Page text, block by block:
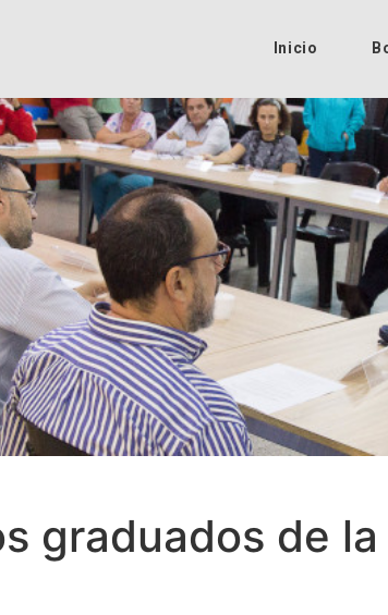
Inicio
graduados de